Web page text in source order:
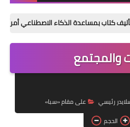
نصوص
قصة قصيرة
قصة قصيرة جداً
قراءات
الاصطناعي أمراً خاطئاً؟
والمجتمع
رئيسي
على مقام «سبا»
الحجم